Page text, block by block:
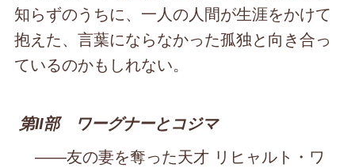
知らずのうちに、一人の人間が生涯をかけて
抱えた、言葉にならなかった孤独と向き合っ
ているのかもしれない。
第Ⅱ部 ワーグナーとコジマ
――友の妻を奪った天才 リヒャルト・ワ